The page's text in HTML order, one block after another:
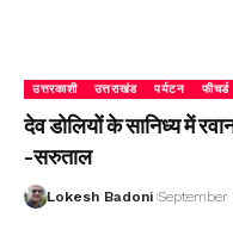
उत्तरकाशी उत्तराखंड पर्यटन फीचर्ड
देव डोलियों के सानिध्य में
-सरुताल
Lokesh Badoni September